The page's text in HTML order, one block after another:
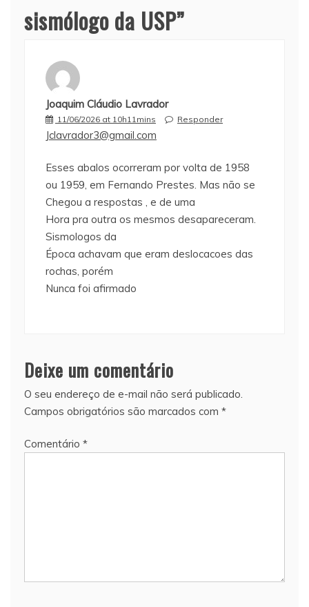
sismólogo da USP”
Joaquim Cláudio Lavrador
11/06/2026 at 10h11mins Responder
Jclavrador3@gmail.com
Esses abalos ocorreram por volta de 1958
ou 1959, em Fernando Prestes. Mas não se
Chegou a respostas , e de uma
Hora pra outra os mesmos desapareceram.
Sismologos da
Época achavam que eram deslocacoes das
rochas, porém
Nunca foi afirmado
Deixe um comentário
O seu endereço de e-mail não será publicado.
Campos obrigatórios são marcados com *
Comentário *